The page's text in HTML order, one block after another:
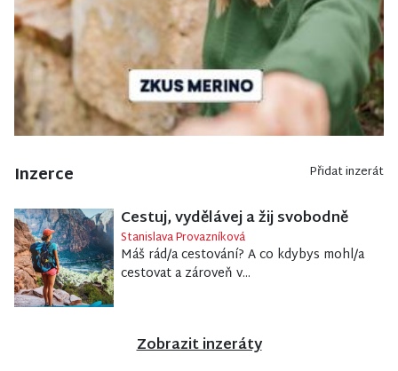
Inzerce Přidat inzerát
Cestuj, vydělávej a žij svobodně
Stanislava Provazníková
Máš rád/a cestování? A co kdybys mohl/a
cestovat a zároveň v...
Zobrazit inzeráty